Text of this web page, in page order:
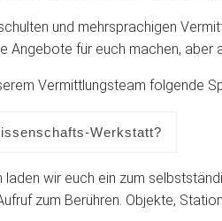
und mehrsprachigen
Angebote für euch machen,
Vermittlungsteam folgende
Werkstatt?
laden wir euch ein zum
zum Berühren. Objekte,